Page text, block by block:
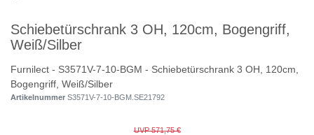
Schiebetürschrank 3 OH, 120cm, Bogengriff,
Weiß/Silber
Furnilect - S3571V-7-10-BGM - Schiebetürschrank 3 OH, 120cm,
Bogengriff, Weiß/Silber
Artikelnummer S3571V-7-10-BGM.SE21792
UVP 571,75 €